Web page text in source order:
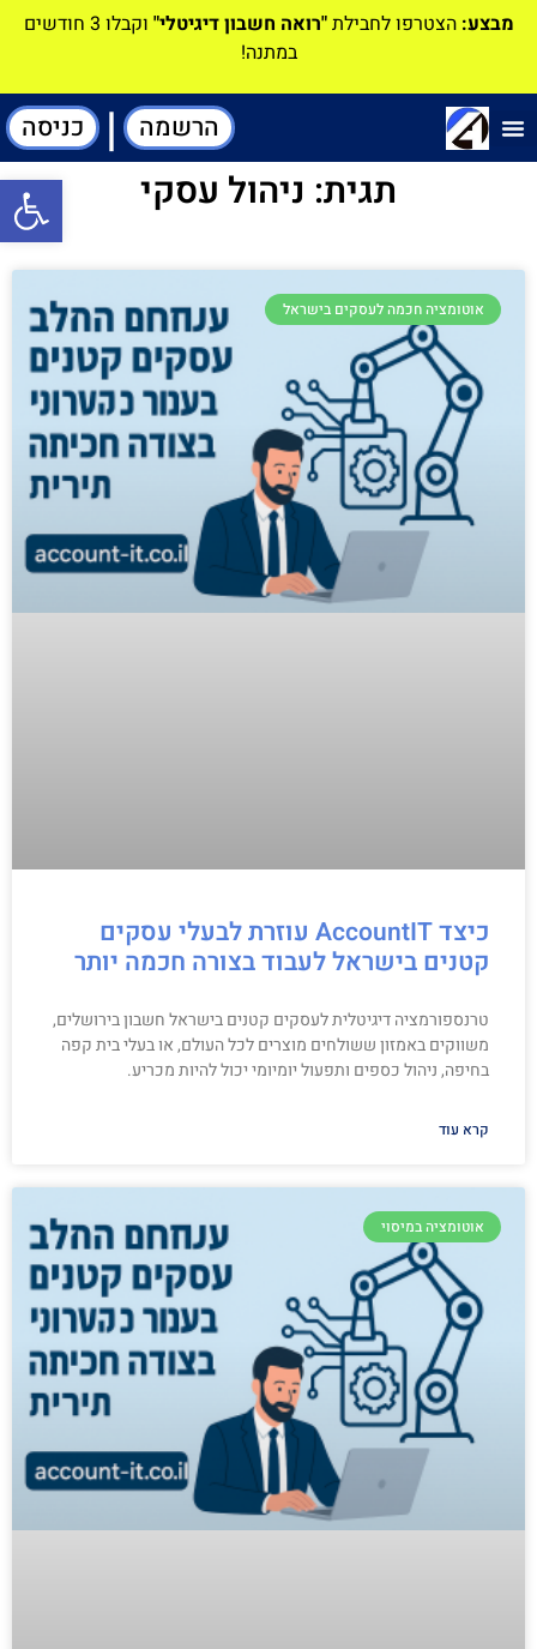
מבצע: הצטרפו לחבילת"רואה חשבון דיגיטלי"
וקבלו 3 חודשים
במתנה!
הרשמה | כניסה
תגית: ניהול עסקי
אוטומציה חכמה לעסקים בישראל
כיצד AccountIT עוזרת לבעלי עסקים
קטנים בישראל לעבוד בצורה חכמה יותר
טרנספורמציה דיגיטלית לעסקים קטנים בישראל חשבון בירושלים,
משווקים באמזון ששולחים מוצרים לכל העולם, או בעלי בית קפה
בחיפה, ניהול כספים ותפעול יומיומי יכול להיות מכריע.
קרא עוד
אוטומציה במיסוי
פתח